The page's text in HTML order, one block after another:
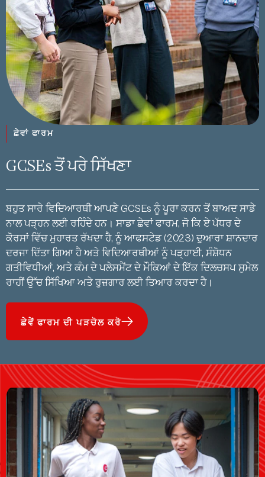
ਛੇਵਾਂ ਫਾਰਮ
GCSEs ਤੋਂ ਪਰੇ ਸਿੱਖਣਾ
ਬਹੁਤ ਸਾਰੇ ਵਿਦਿਆਰਥੀ ਆਪਣੇ GCSEs ਨੂੰ ਪੂਰਾ ਕਰਨ ਤੋਂ ਬਾਅਦ ਸਾਡੇ
ਨਾਲ ਪੜ੍ਹਨ ਲਈ ਰਹਿੰਦੇ ਹਨ। ਸਾਡਾ ਛੇਵਾਂ ਫਾਰਮ, ਜੋ ਕਿ ਏ ਪੱਧਰ ਦੇ
ਕੋਰਸਾਂ ਵਿੱਚ ਮੁਹਾਰਤ ਰੱਖਦਾ ਹੈ, ਨੂੰ ਆਫਸਟੇਡ (2023) ਦੁਆਰਾ ਸ਼ਾਨਦਾਰ
ਦਰਜਾ ਦਿੱਤਾ ਗਿਆ ਹੈ ਅਤੇ ਵਿਦਿਆਰਥੀਆਂ ਨੂੰ ਪੜ੍ਹਾਈ, ਸੰਸ਼ੋਧਨ
ਗਤੀਵਿਧੀਆਂ, ਅਤੇ ਕੰਮ ਦੇ ਪਲੇਸਮੈਂਟ ਦੇ ਮੌਕਿਆਂ ਦੇ ਇੱਕ ਦਿਲਚਸਪ ਸੁਮੇਲ
ਰਾਹੀਂ ਉੱਚ ਸਿੱਖਿਆ ਅਤੇ ਰੁਜ਼ਗਾਰ ਲਈ ਤਿਆਰ ਕਰਦਾ ਹੈ।
ਛੇਵੇਂ ਫਾਰਮ ਦੀ ਪੜਚੋਲ ਕਰੋ